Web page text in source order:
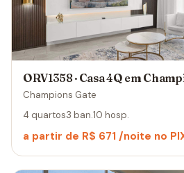
ORV1358 · Casa 4Q em
Champions Gate
4 quartos3 ban.10 hosp.
a partir de R$ 671 /noite no